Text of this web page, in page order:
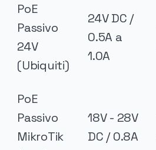
PoE
Passivo
24V
(Ubiquiti)
24V DC /
0.5A a
1.0A
PoE
Passivo
MikroTik
18V - 28V
DC / 0.8A